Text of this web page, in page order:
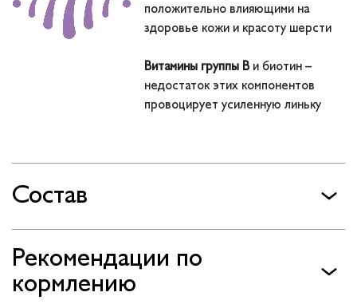
положительно влияющими на
здоровье кожи и красоту шерсти
Витамины группы Ви биотин –
недостаток этих компонентов
провоцирует усиленную линьку
Состав
Рекомендации по
кормлению